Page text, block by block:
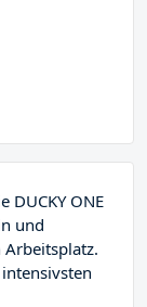
DUCKY ONE
und